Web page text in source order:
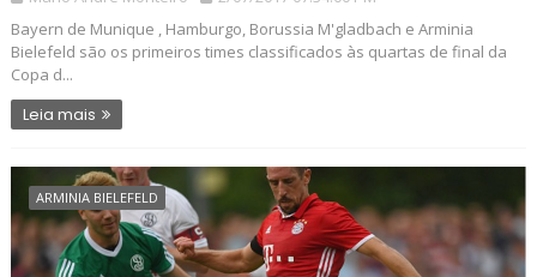
Bayern de Munique , Hamburgo, Borussia M'gladbach e Arminia
Bielefeld são os primeiros times classificados às quartas de final da
Copa d...
Leia mais
ARMINIA BIELEFELD